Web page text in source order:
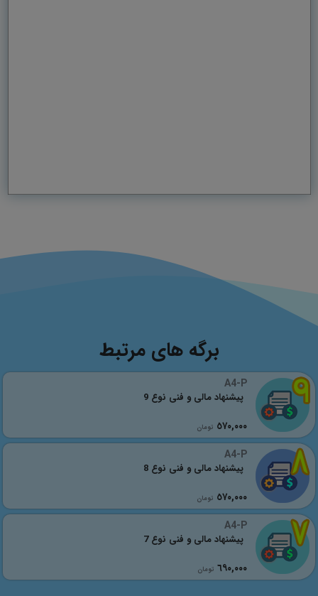
برگه های مرتبط
A4-P
٥٧٠,٠٠٠ تومان
پیشنهاد مالی و فنی نوع 9
A4-P
٥٧٠,٠٠٠ تومان
پیشنهاد مالی و فنی نوع 8
A4-P
٦٩٠,٠٠٠ تومان
پیشنهاد مالی و فنی نوع 7